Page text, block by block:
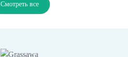
Смотреть все